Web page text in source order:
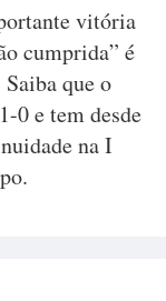
vitória
cumprida” é
que o
0 e tem desde
na I